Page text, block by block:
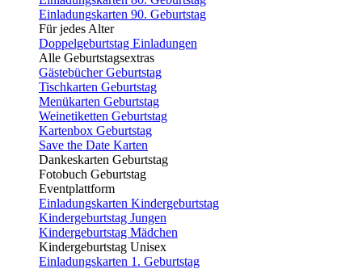
Einladungskarten 90. Geburtstag
Für jedes Alter
Doppelgeburtstag Einladungen
Alle Geburtstagsextras
Gästebücher Geburtstag
Tischkarten Geburtstag
Menükarten Geburtstag
Weinetiketten Geburtstag
Kartenbox Geburtstag
Save the Date Karten
Dankeskarten Geburtstag
Fotobuch Geburtstag
Eventplattform
Einladungskarten Kindergeburtstag
Kindergeburtstag Jungen
Kindergeburtstag Mädchen
Kindergeburtstag Unisex
Einladungskarten 1. Geburtstag